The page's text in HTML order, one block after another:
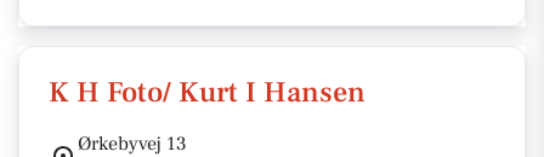
K H Foto/ Kurt I Hansen
Ørkebyvej 13